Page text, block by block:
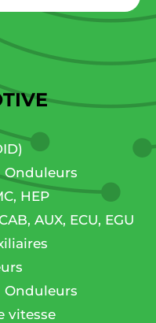
Onduleurs
HEP
AUX, ECU, EGU
Onduleurs
vitesse